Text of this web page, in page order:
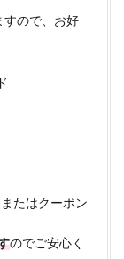
すので、お好
たはクーポン
のでご安心く